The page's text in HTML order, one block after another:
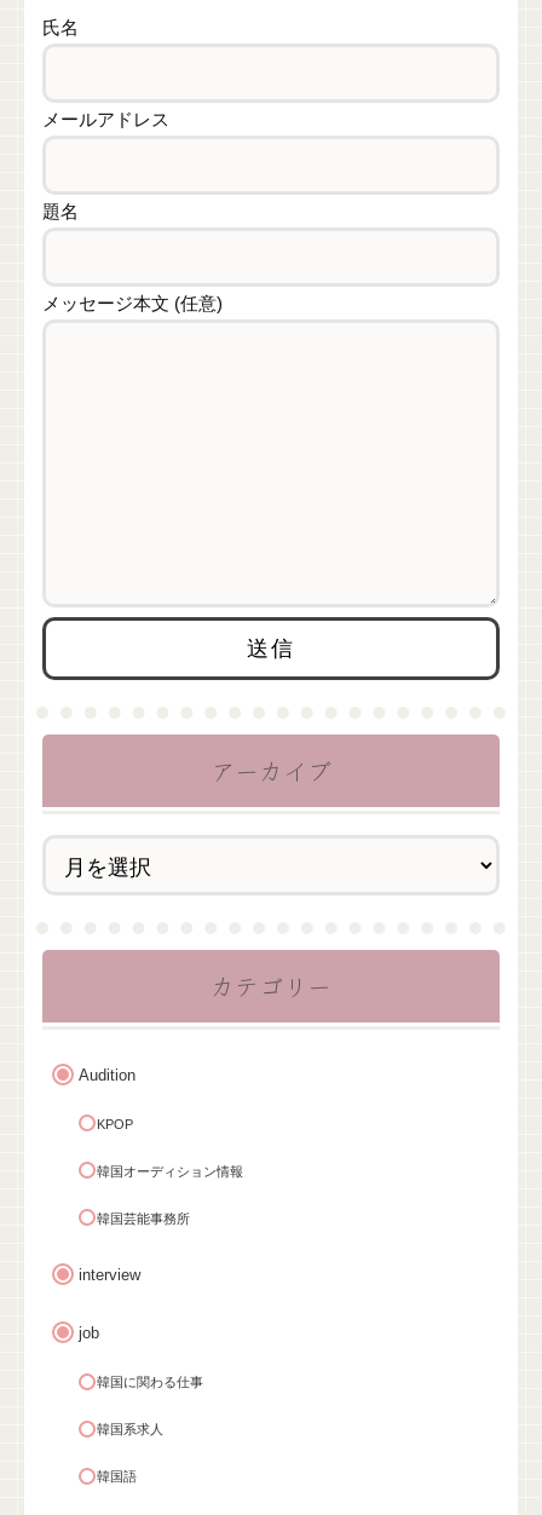
氏名
メールアドレス
題名
メッセージ本文 (任意)
アーカイブ
カテゴリー
Audition
KPOP
韓国オーディション情報
韓国芸能事務所
interview
job
韓国に関わる仕事
韓国系求人
韓国語